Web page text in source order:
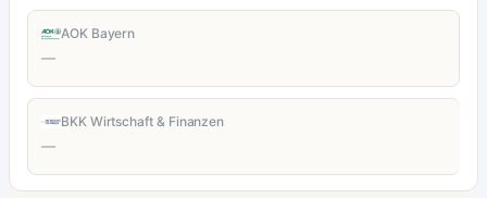
AOK Bayern
—
BKK Wirtschaft & Finanzen
—